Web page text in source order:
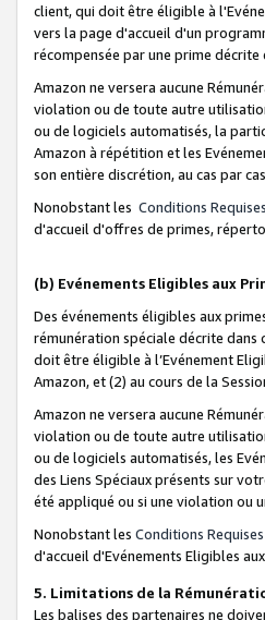
client, qui doit être éligible à
vers la page d'accueil d'un
récompensée par une prime décrite
Amazon ne versera aucune
violation ou de toute autre
ou de logiciels automatisés, la
Amazon à répétition et les
son entière discrétion, au cas par
Nonobstant les Conditions
d'accueil d'offres de primes,
(b) Evénements Eligibles aux
Des événements éligibles aux
rémunération spéciale décrite dans
doit être éligible à l’Evénement
Amazon, et (2) au cours de la
Amazon ne versera aucune
violation ou de toute autre
ou de logiciels automatisés, les
des Liens Spéciaux présents sur
été appliqué ou si une violation ou
Nonobstant les Conditions
d'accueil d'Evénements Eligibles
5. Limitations de la
Les balises des partenaires ne